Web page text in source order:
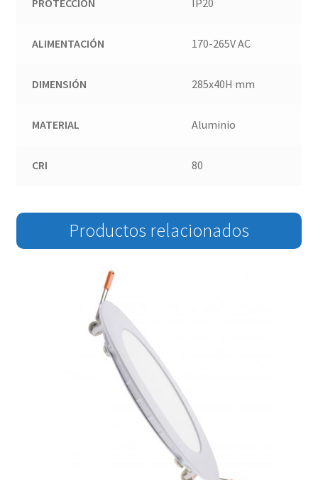
ALIMENTACIÓN 170-265V AC
DIMENSIÓN 285x40H mm
MATERIAL Aluminio
CRI 80
Productos relacionados